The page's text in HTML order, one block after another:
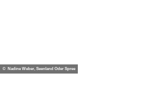
© Nadine Weber, Seenland Oder Spree